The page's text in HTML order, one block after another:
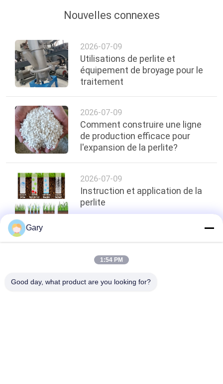
Nouvelles connexes
2026-07-09
Utilisations de perlite et
équipement de broyage pour le
traitement
2026-07-09
Comment construire une ligne
de production efficace pour
l'expansion de la perlite?
2026-07-09
Instruction et application de la
perlite
top
Gary
1:54 PM
Good day, what product are you looking for?